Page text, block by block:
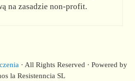
na zasadzie non-profit.
· All Rights Reserved · Powered by
la Resistenncia SL